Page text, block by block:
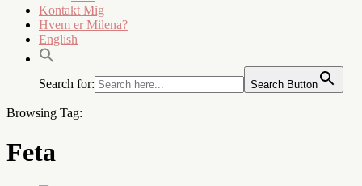
Kontakt Mig
Hvem er Milena?
English
Search for: Search Button
Browsing Tag:
Feta